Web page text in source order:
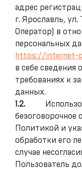
адрес
г. Ярославль, ул.
Оператор) в
персональных
https://internet-
в себе сведения
требованиях к
данных.
1.2.
безоговорочное
Политикой и
обработки его
случае
Пользователь